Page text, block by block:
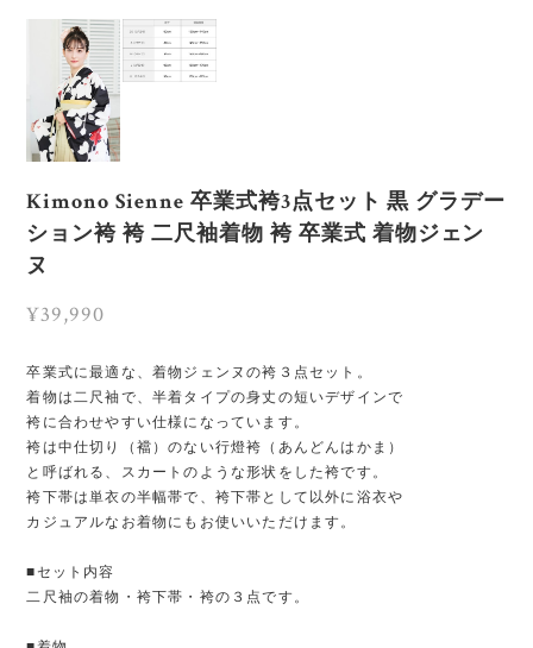
Kimono Sienne 卒業式袴3点セット 黒 グラデー
ション袴 袴 二尺袖着物 袴 卒業式 着物ジェン
ヌ
¥39,990
卒業式に最適な、着物ジェンヌの袴３点セット。
着物は二尺袖で、半着タイプの身丈の短いデザインで
袴に合わせやすい仕様になっています。
袴は中仕切り（襠）のない行燈袴（あんどんはかま）
と呼ばれる、スカートのような形状をした袴です。
袴下帯は単衣の半幅帯で、袴下帯として以外に浴衣や
カジュアルなお着物にもお使いいただけます。
■セット内容
二尺袖の着物・袴下帯・袴の３点です。